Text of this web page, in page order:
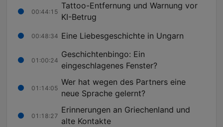
00:44:15
Tattoo-Entfernung und Warnung vor
KI-Betrug
00:48:34 Eine Liebesgeschichte in Ungarn
01:00:24
Geschichtenbingo: Ein
eingeschlagenes Fenster?
01:14:05
Wer hat wegen des Partners eine
neue Sprache gelernt?
01:18:27
Erinnerungen an Griechenland und
alte Kontakte